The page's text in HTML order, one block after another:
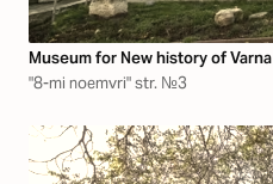
Museum for New history of Varna
"8-mi noemvri" str. №3